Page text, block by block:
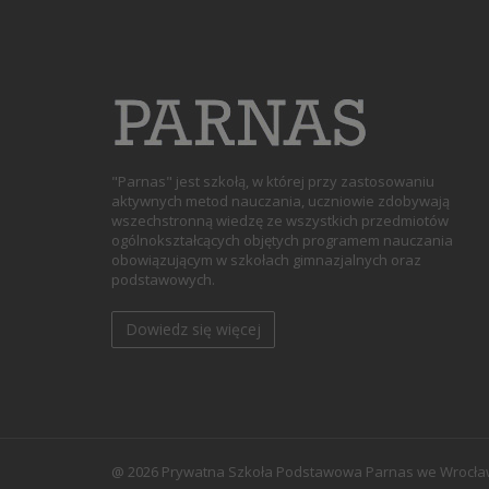
"Parnas" jest szkołą, w której przy zastosowaniu
aktywnych metod nauczania, uczniowie zdobywają
wszechstronną wiedzę ze wszystkich przedmiotów
ogólnokształcących objętych programem nauczania
obowiązującym w szkołach gimnazjalnych oraz
podstawowych.
Dowiedz się więcej
@ 2026 Prywatna Szkoła Podstawowa Parnas we